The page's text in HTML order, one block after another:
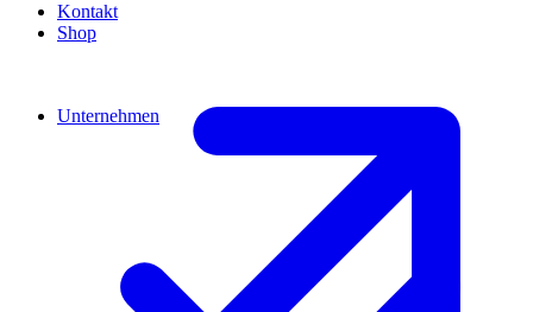
Kontakt
Shop
Unternehmen